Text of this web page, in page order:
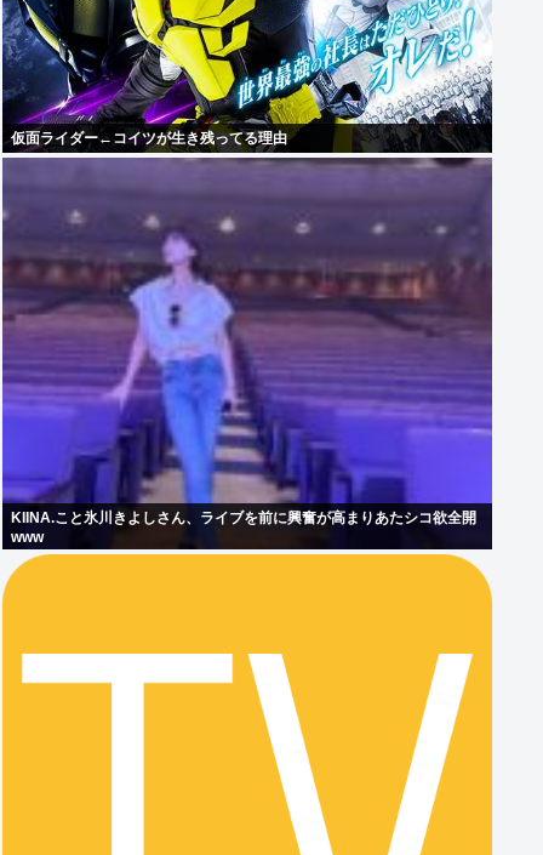
仮面ライダー←コイツが生き残ってる理由
KIINA.こと氷川きよしさん、ライブを前に興奮が高まりあたシコ欲全開
www